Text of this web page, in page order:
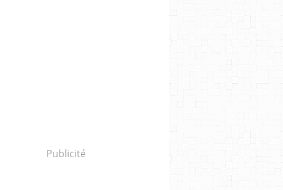
Publicité